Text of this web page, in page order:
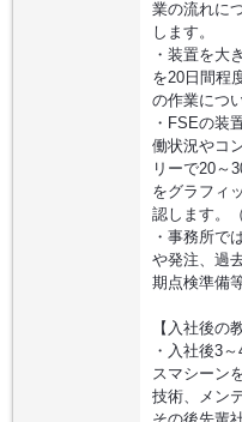
業の流れに
します。
・装置を大
を20日間程
の作業につ
・FSEの装
働状況やコ
リーで20～
をグラフィ
認します。
・事務所で
や発注、過
期点検準備
【入社後の
・入社後3
スマシーン
技術、メン